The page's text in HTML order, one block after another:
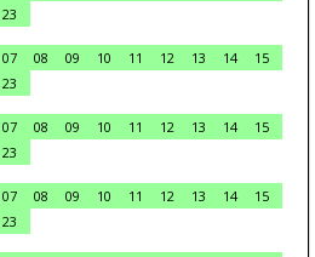
23
07 08 09 10 11 12 13 14
15
23
07 08 09 10 11 12 13 14
15
23
07 08 09 10 11 12 13 14
15
23